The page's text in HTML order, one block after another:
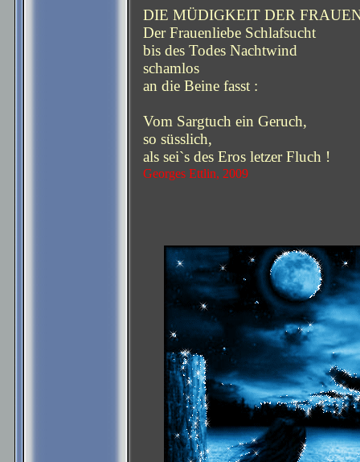
DIE MÜDIGKEIT DER
Der Frauenliebe Schlafsucht
bis des Todes Nachtwind
schamlos
an die Beine fasst :
Vom Sargtuch ein Geruch,
so süsslich,
als sei`s des Eros letzer Fluch !
Georges Ettlin, 2009